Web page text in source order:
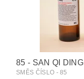
85 - SAN QI DING
SMĚS ČÍSLO - 85